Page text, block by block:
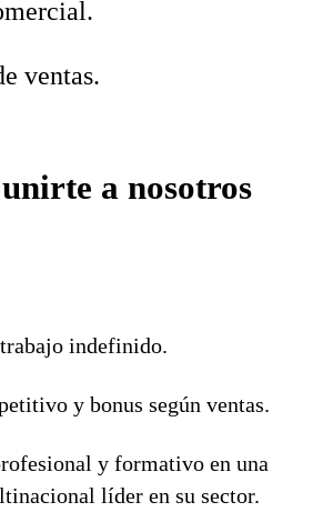
ventas.
a nosotros
indefinido.
y bonus según ventas.
y formativo en una
líder en su sector.